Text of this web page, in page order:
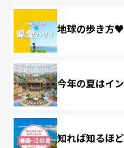
地球の歩き方
今年の夏はイ
知れば知るほ